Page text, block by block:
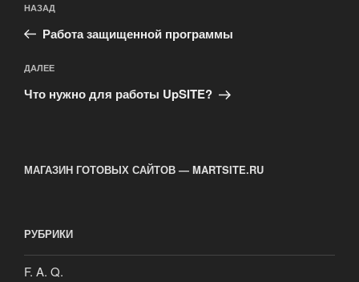
по
записям
Предыдущая
запись:
НАЗАД
Работа защищенной программы
Следующая
запись
ДАЛЕЕ
Что нужно для работы UpSITE?
МАГАЗИН ГОТОВЫХ САЙТОВ — MARTSITE.RU
РУБРИКИ
F. A. Q.